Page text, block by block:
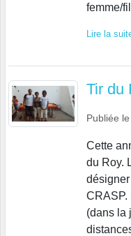
femme/
Lire la
Tir du
Publiée le
Cette
du Roy.
CRASP.
(dans la